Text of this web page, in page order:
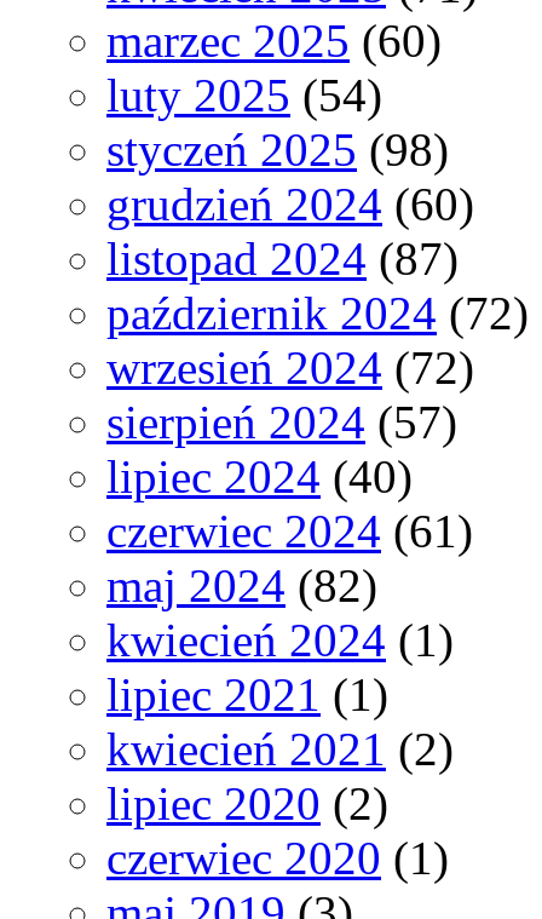
marzec 2025 (60)
luty 2025 (54)
styczeń 2025 (98)
grudzień 2024 (60)
listopad 2024 (87)
październik 2024 (72)
wrzesień 2024 (72)
sierpień 2024 (57)
lipiec 2024 (40)
czerwiec 2024 (61)
maj 2024 (82)
kwiecień 2024 (1)
lipiec 2021 (1)
kwiecień 2021 (2)
lipiec 2020 (2)
czerwiec 2020 (1)